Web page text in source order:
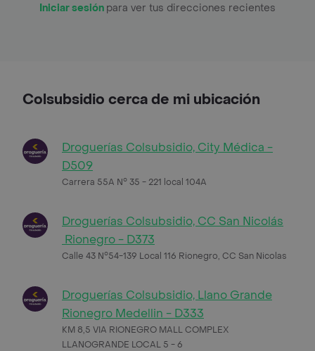
Iniciar sesión para ver tus direcciones recientes
Colsubsidio cerca de mi ubicación
Droguerías Colsubsidio, City Médica -
D509
Carrera 55A N° 35 - 221 local 104A
Droguerías Colsubsidio, CC San Nicolás
Rionegro - D373
Calle 43 N°54-139 Local 116 Rionegro, CC San Nicolas
Droguerías Colsubsidio, Llano Grande
Rionegro Medellin - D333
KM 8,5 VIA RIONEGRO MALL COMPLEX
LLANOGRANDE LOCAL 5 - 6